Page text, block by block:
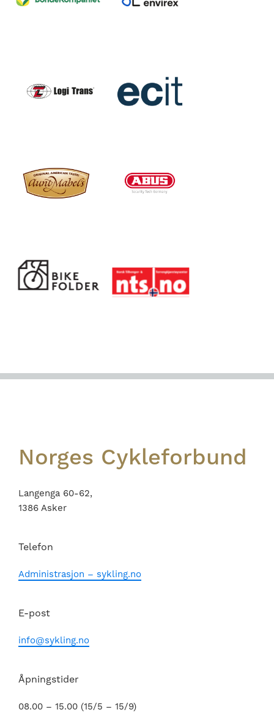
Footer
Norges Cykleforbund
Langenga 60-62,
1386 Asker
Telefon
Administrasjon – sykling.no
E-post
info@sykling.no
Åpningstider
08.00 – 15.00 (15/5 – 15/9)